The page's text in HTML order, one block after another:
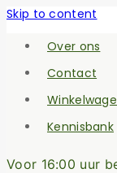
Skip to content
Over ons
Contact
Kennisbank
Voor 16:00 uur